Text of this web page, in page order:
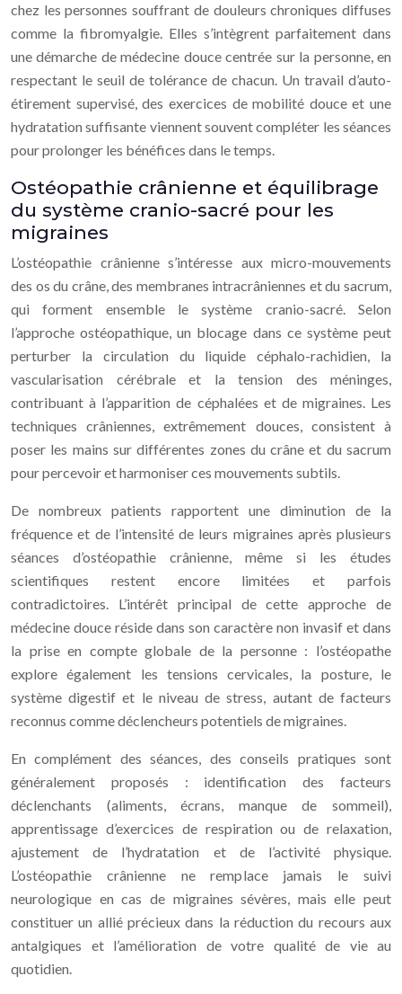
chez les personnes souffrant de douleurs chroniques diffuses
comme la fibromyalgie. Elles s’intègrent parfaitement dans
une démarche de médecine douce centrée sur la personne, en
respectant le seuil de tolérance de chacun. Un travail d’auto-
étirement supervisé, des exercices de mobilité douce et une
hydratation suffisante viennent souvent compléter les séances
pour prolonger les bénéfices dans le temps.
Ostéopathie crânienne et équilibrage
du système cranio-sacré pour les
migraines
L’ostéopathie crânienne s’intéresse aux micro-mouvements
des os du crâne, des membranes intracrâniennes et du sacrum,
qui forment ensemble le système cranio-sacré. Selon
l’approche ostéopathique, un blocage dans ce système peut
perturber la circulation du liquide céphalo-rachidien, la
vascularisation cérébrale et la tension des méninges,
contribuant à l’apparition de céphalées et de migraines. Les
techniques crâniennes, extrêmement douces, consistent à
poser les mains sur différentes zones du crâne et du sacrum
pour percevoir et harmoniser ces mouvements subtils.
De nombreux patients rapportent une diminution de la
fréquence et de l’intensité de leurs migraines après plusieurs
séances d’ostéopathie crânienne, même si les études
scientifiques restent encore limitées et parfois
contradictoires. L’intérêt principal de cette approche de
médecine douce réside dans son caractère non invasif et dans
la prise en compte globale de la personne : l’ostéopathe
explore également les tensions cervicales, la posture, le
système digestif et le niveau de stress, autant de facteurs
reconnus comme déclencheurs potentiels de migraines.
En complément des séances, des conseils pratiques sont
généralement proposés : identification des facteurs
déclenchants (aliments, écrans, manque de sommeil),
apprentissage d’exercices de respiration ou de relaxation,
ajustement de l’hydratation et de l’activité physique.
L’ostéopathie crânienne ne remplace jamais le suivi
neurologique en cas de migraines sévères, mais elle peut
constituer un allié précieux dans la réduction du recours aux
antalgiques et l’amélioration de votre qualité de vie au
quotidien.